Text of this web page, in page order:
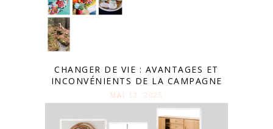
CHANGER DE VIE : AVANTAGES ET
INCONVÉNIENTS DE LA CAMPAGNE
MAI 12. 2025